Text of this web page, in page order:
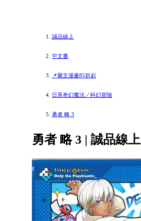
誠品線上
中文書
📌圖文漫畫85折起
日系奇幻魔法／科幻冒險
勇者 略 3
勇者 略 3 | 誠品線上